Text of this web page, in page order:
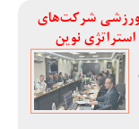
ورزشی شرکت‌های
نوین